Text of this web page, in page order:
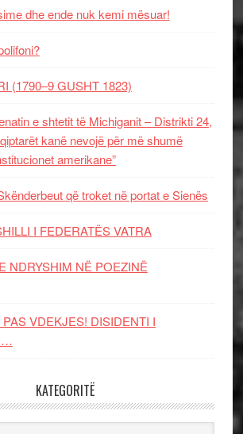
dhe ende nuk kemi mësuar!
(1790–9 GUSHT 1823)
e shtetit të Michiganit – Distrikti 24,
kanë nevojë për më shumë
amerikane”
që troket në portat e Sienës
I FEDERATËS VATRA
NDRYSHIM NË POEZINË
VDEKJES! DISIDENTI I
KATEGORITË